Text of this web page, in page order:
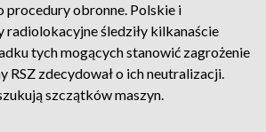
procedury obronne. Polskie i
radiolokacyjne śledziły kilkanaście
tych mogących stanowić zagrożenie
RSZ zdecydował o ich neutralizacji.
szczątków maszyn.